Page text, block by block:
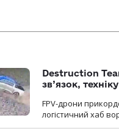
Destruction
зв’язок,
FPV-дрони
логістичний хаб